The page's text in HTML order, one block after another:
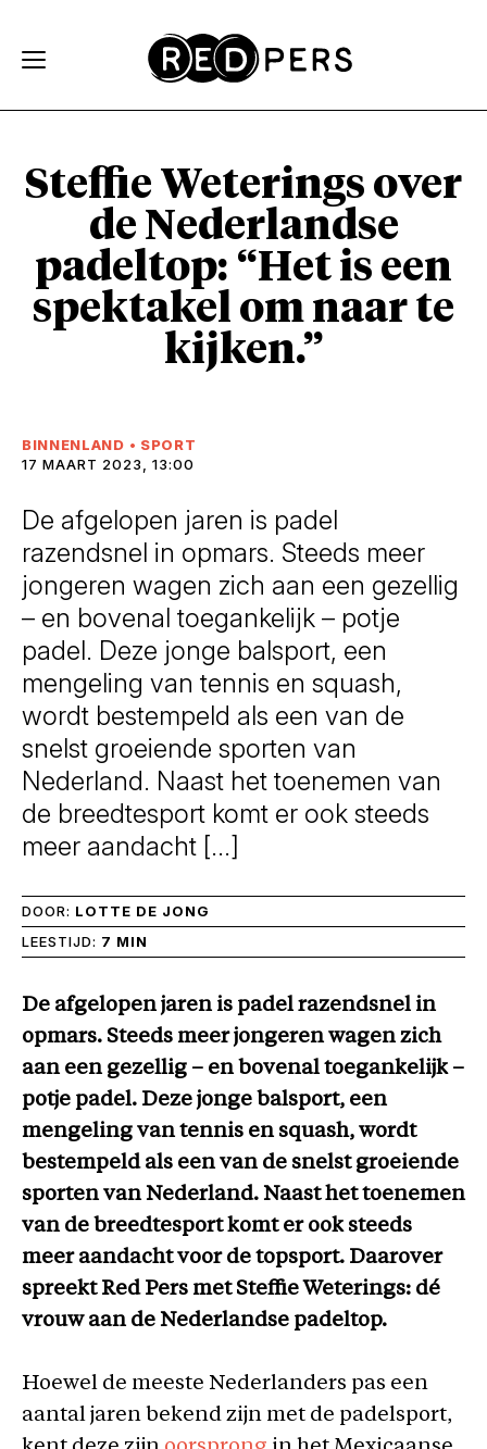
Steffie Weterings over
de Nederlandse
padeltop: “Het is een
spektakel om naar te
kijken.”
BINNENLAND • SPORT
17 MAART 2023, 13:00
De afgelopen jaren is padel
razendsnel in opmars. Steeds meer
jongeren wagen zich aan een gezellig
– en bovenal toegankelijk – potje
padel. Deze jonge balsport, een
mengeling van tennis en squash,
wordt bestempeld als een van de
snelst groeiende sporten van
Nederland. Naast het toenemen van
de breedtesport komt er ook steeds
meer aandacht […]
DOOR: LOTTE DE JONG
LEESTIJD: 7 MIN
De afgelopen jaren is padel razendsnel in
opmars. Steeds meer jongeren wagen zich
aan een gezellig – en bovenal toegankelijk –
potje padel. Deze jonge balsport, een
mengeling van tennis en squash, wordt
bestempeld als een van de snelst groeiende
sporten van Nederland. Naast het toenemen
van de breedtesport komt er ook steeds
meer aandacht voor de topsport. Daarover
spreekt Red Pers met Steffie Weterings: dé
vrouw aan de Nederlandse padeltop.
Hoewel de meeste Nederlanders pas een
aantal jaren bekend zijn met de padelsport,